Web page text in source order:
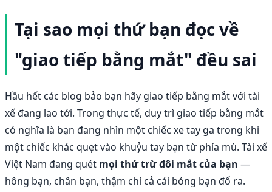
Tại sao mọi thứ bạn đọc về
"giao tiếp bằng mắt" đều sai
Hầu hết các blog bảo bạn hãy giao tiếp bằng mắt với tài
xế đang lao tới. Trong thực tế, duy trì giao tiếp bằng mắt
có nghĩa là bạn đang nhìn một chiếc xe tay ga trong khi
một chiếc khác quẹt vào khuỷu tay bạn từ phía mù. Tài xế
Việt Nam đang quét mọi thứ trừ đôi mắt của bạn —
hông bạn, chân bạn, thậm chí cả cái bóng bạn đổ ra.